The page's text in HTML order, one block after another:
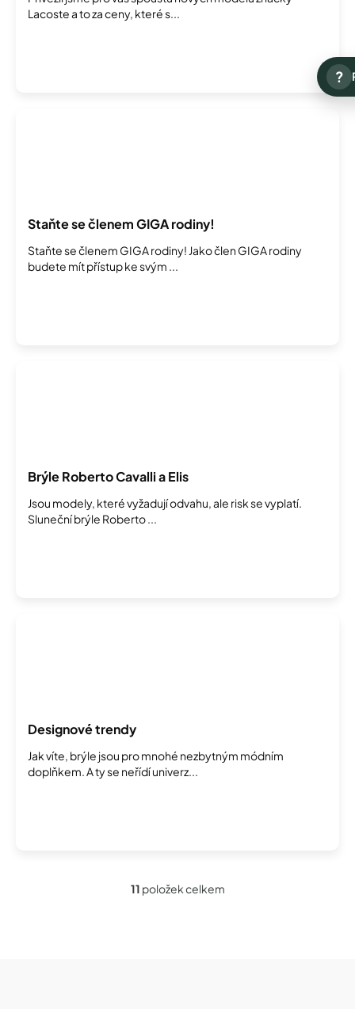
Lacoste a to za ceny, které s...
Staňte se členem GIGA rodiny!
Staňte se členem GIGA rodiny! Jako člen GIGA rodiny
budete mít přístup ke svým ...
Brýle Roberto Cavalli a Elis
Jsou modely, které vyžadují odvahu, ale risk se vyplatí.
Sluneční brýle Roberto ...
Designové trendy
Jak víte, brýle jsou pro mnohé nezbytným módním
doplňkem. A ty se neřídí univerz...
O
11 položek celkem
?